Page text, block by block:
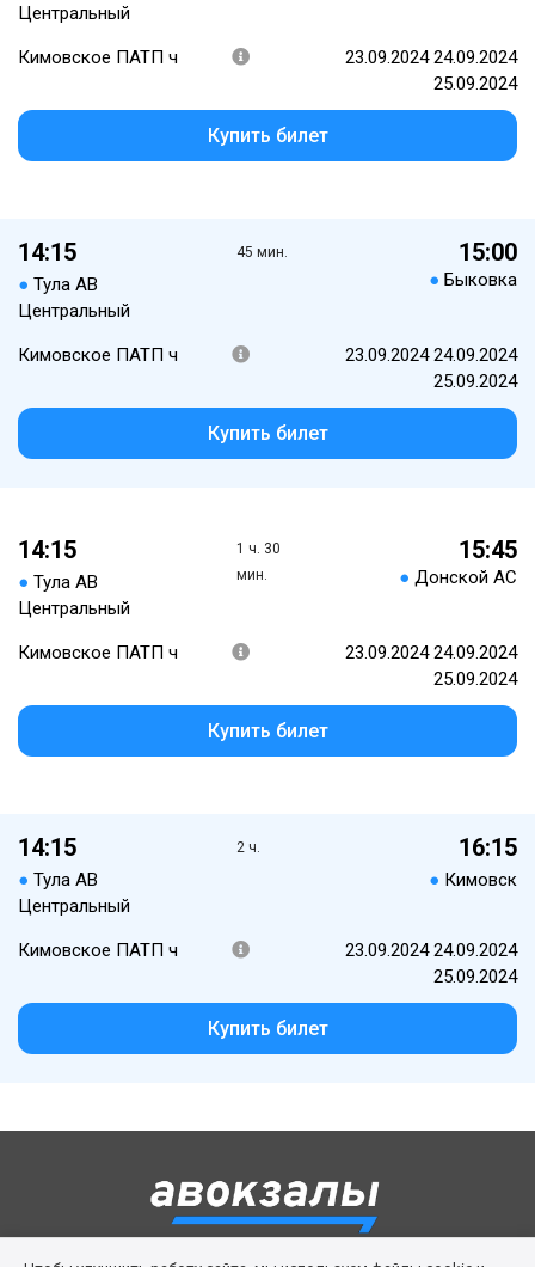
Центральный
Кимовское ПАТП ч
23.09.2024 24.09.2024
25.09.2024
Купить билет
14:15
● Тула АВ
Центральный
45 мин. 15:00
● Быковка
Кимовское ПАТП ч
23.09.2024 24.09.2024
25.09.2024
Купить билет
14:15
● Тула АВ
Центральный
1 ч. 30
мин.
15:45
● Донской АС
Кимовское ПАТП ч
23.09.2024 24.09.2024
25.09.2024
Купить билет
14:15
● Тула АВ
Центральный
2 ч. 16:15
● Кимовск
Кимовское ПАТП ч
23.09.2024 24.09.2024
25.09.2024
Купить билет